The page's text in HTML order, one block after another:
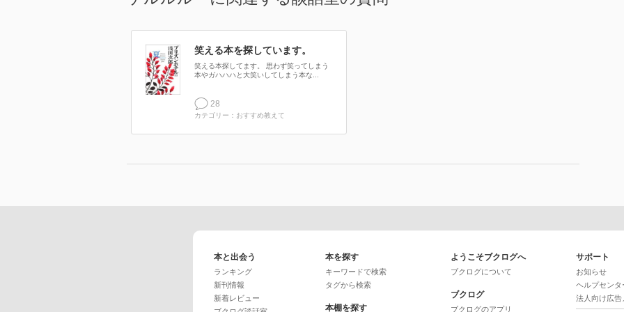
笑える本を探しています。
笑える本探してます。 思わず笑ってしまう
本やガハハハと大笑いしてしまう本な...
28
カテゴリー：おすすめ教えて
本と出会う
ランキング
新刊情報
新着レビュー
本を探す
キーワードで検索
タグから検索
本棚を探す
ようこそブクログへ
ブクログについて
ブクログ
ブクログのアプリ
サポート
お知らせ
ヘルプセンタ
法人向け広告